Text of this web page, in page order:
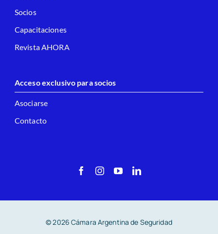
Socios
Capacitaciones
Revista AHORA
Acceso exclusivo para socios
Asociarse
Contacto
© 2026 Cámara Argentina de Seguridad